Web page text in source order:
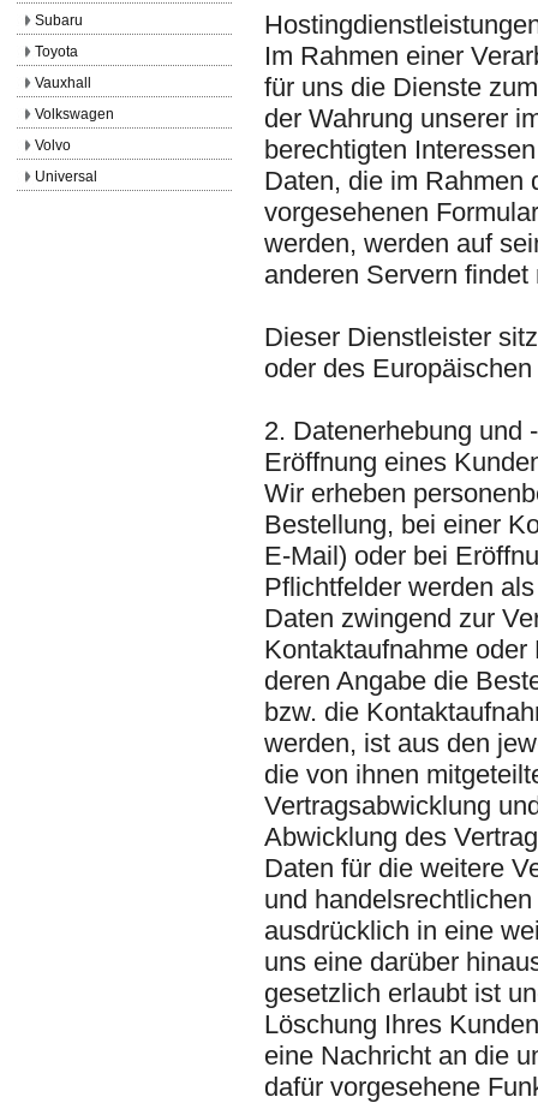
Im Rahmen einer
für uns die Dienste
der Wahrung unserer
berechtigten
Daten, die im Rahmen
vorgesehenen
werden, werden auf
anderen Servern
Dieser Dienstleister
oder des
2. Datenerhebung und
Eröffnung eines
Wir erheben
Bestellung, bei einer
E-Mail) oder bei
Pflichtfelder werden
Daten zwingend zur
Kontaktaufnahme
deren Angabe die
bzw. die
werden, ist aus den
die von ihnen
Vertragsabwicklung
Abwicklung des
Daten für die weitere
und
ausdrücklich in eine
uns eine darüber
gesetzlich erlaubt ist
Löschung Ihres
eine Nachricht an die
dafür vorgesehene
Subaru
Toyota
Vauxhall
Volkswagen
Volvo
Universal